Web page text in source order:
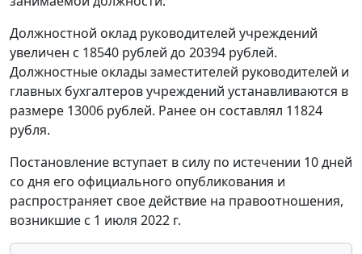
Должностной оклад руководителей учреждений
увеличен с 18540 рублей до 20394 рублей.
Должностные оклады заместителей руководителей и
главных бухгалтеров учреждений устанавливаются в
размере 13006 рублей. Ранее он составлял 11824
рубля.
Постановление вступает в силу по истечении 10 дней
со дня его официального опубликования и
распространяет свое действие на правоотношения,
возникшие с 1 июля 2022 г.